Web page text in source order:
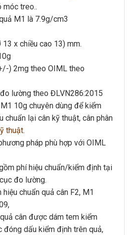
móc treo..
M1 là 7.9g/cm3
x chiều cao 13) mm.
) 2mg theo OIML theo
đo lường theo ĐLVN286:2015
10g chuyên dùng để kiểm
chuẩn lại cân kỹ thuật, cân phân
thuật.
pháp phù hợp với OIML
phí hiệu chuẩn/kiểm định tại
đo lường.
chuẩn quả cân F2, M1
cân được dám tem kiểm
đóng dấu kiểm định trên quả,